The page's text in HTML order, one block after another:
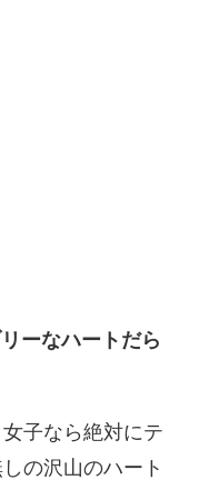
ーなハートだら
子なら絶対にテ
の沢山のハート